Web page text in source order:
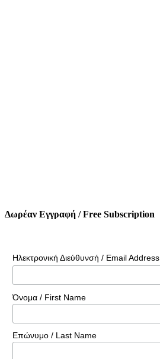
Δωρέαν Εγγραφή / Free Subscription
Ηλεκτρονική Διεύθυνσή / Email Address
Όνομα / First Name
Επώνυμο / Last Name